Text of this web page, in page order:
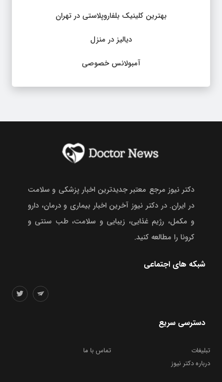
بهترین کلینیک بلفاروپلاستی در تهران
دیالیز در منزل
آمبولانس خصوصی
دکتر نیوز مرجع معتبر جدیدترین اخبار پزشکی و سلامت
در ایران. در دکتر نیوز آخرین اخبار بیماری و درمان، دارو
و مکمل، رژیم غذایی، زیبایی و سلامت، طب سنتی و
کرونا را مطالعه کنید.
شبکه های اجتماعی
دسترسی سریع
تبلیغات
تماس با ما
درباره دکتر نیوز